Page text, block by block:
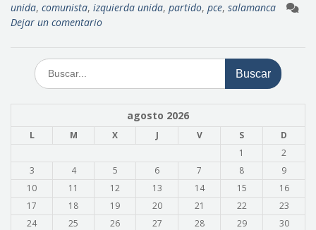
unida, comunista, izquierda unida, partido, pce, salamanca
Dejar un comentario
Buscar:
agosto 2026
L M X J V S
D
1
2
3
4 5 6 7 8
9
10
11 12 13 14 15
16
17
18 19 20 21 22
23
24
25 26 27 28 29
30